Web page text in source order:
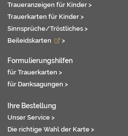
Traueranzeigen für Kinder >
Trauerkarten für Kinder >
Sinnsprüche/Tröstliches >
Beileidskarten
>
Formulierungshilfen
für Trauerkarten >
für Danksagungen >
Ihre Bestellung
Unser Service >
Die richtige Wahl der Karte >